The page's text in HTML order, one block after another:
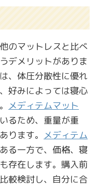
のマットレスと比べ
デメリットがありま
は、体圧分散性に優れ
好みによっては寝心
メディテムマット
るため、重量が重
ります。 メディテム
る一方で、価格、寝
存在します。購入前
較検討し、自分に合